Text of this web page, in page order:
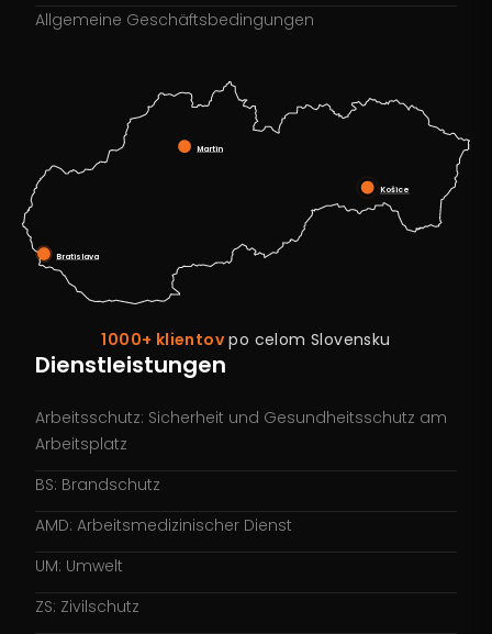
Allgemeine Geschäftsbedingungen
Bratislava
Martin
Košice
1000+ klientov po celom Slovensku
Dienstleistungen
Arbeitsschutz: Sicherheit und Gesundheitsschutz am
Arbeitsplatz
BS: Brandschutz
AMD: Arbeitsmedizinischer Dienst
UM: Umwelt
ZS: Zivilschutz